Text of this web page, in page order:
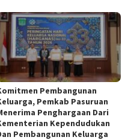
Pembangunan
Pemkab Pasuruan
Penghargaan Dari
Kependudukan
Pembangunan Keluarga